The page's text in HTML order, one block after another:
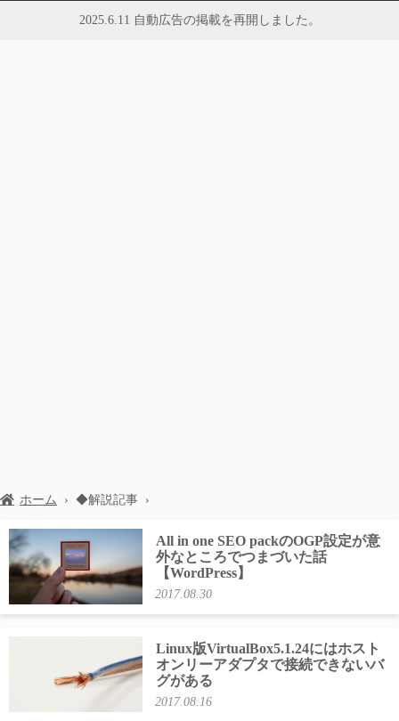
2025.6.11 自動広告の掲載を再開しました。
ホーム › ◆解説記事 ›
All in one SEO packのOGP設定が意
外なところでつまづいた話
【WordPress】
2017.08.30
Linux版VirtualBox5.1.24にはホスト
オンリーアダプタで接続できないバ
グがある
2017.08.16